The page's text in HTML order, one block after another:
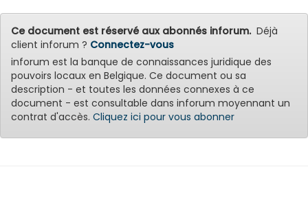
Ce document est réservé aux abonnés inforum.Déjà
client inforum ? Connectez-vous
inforum est la banque de connaissances juridique des
pouvoirs locaux en Belgique. Ce document ou sa
description - et toutes les données connexes à ce
document - est consultable dans inforum moyennant un
contrat d'accès. Cliquez ici pour vous abonner